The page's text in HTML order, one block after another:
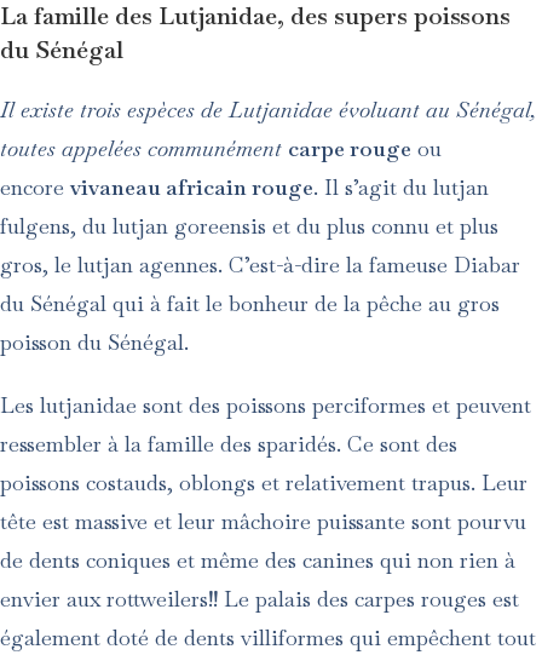
La famille des Lutjanidae, des supers poissons
du Sénégal
Il existe trois espèces de Lutjanidae évoluant au Sénégal,
toutes appelées communément carpe rouge ou
encore vivaneau africain rouge. Il s’agit du lutjan
fulgens, du lutjan goreensis et du plus connu et plus
gros, le lutjan agennes. C’est-à-dire la fameuse Diabar
du Sénégal qui à fait le bonheur de la pêche au gros
poisson du Sénégal.
Les lutjanidae sont des poissons perciformes et peuvent
ressembler à la famille des sparidés. Ce sont des
poissons costauds, oblongs et relativement trapus. Leur
tête est massive et leur mâchoire puissante sont pourvu
de dents coniques et même des canines qui non rien à
envier aux rottweilers!! Le palais des carpes rouges est
également doté de dents villiformes qui empêchent tout